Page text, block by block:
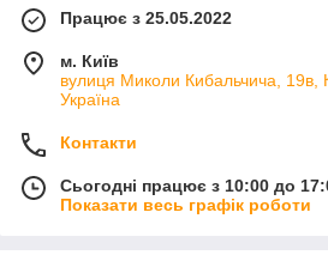
Працює з 25.05.2022
м. Київ
вулиця Миколи Кибальчича, 19в,
Україна
Контакти
Сьогодні працює з 10:00 до
Показати весь графік роботи